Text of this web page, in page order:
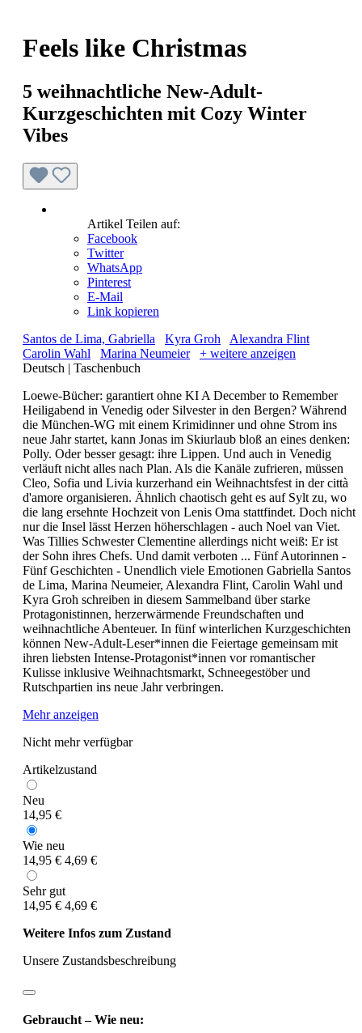
Feels like Christmas
5 weihnachtliche New-Adult-
Kurzgeschichten mit Cozy Winter
Vibes
Artikel Teilen auf:
Facebook
Twitter
WhatsApp
Pinterest
E-Mail
Link kopieren
Santos de Lima, Gabriella
Kyra Groh
Alexandra Flint
Carolin Wahl
Marina Neumeier
+ weitere anzeigen
Deutsch | Taschenbuch
Loewe-Bücher: garantiert ohne KI A December to Remember
Heiligabend in Venedig oder Silvester in den Bergen? Während
die München-WG mit einem Krimidinner und ohne Strom ins
neue Jahr startet, kann Jonas im Skiurlaub bloß an eines denken:
Polly. Oder besser gesagt: ihre Lippen. Und auch in Venedig
verläuft nicht alles nach Plan. Als die Kanäle zufrieren, müssen
Cleo, Sofia und Livia kurzerhand ein Weihnachtsfest in der città
d'amore organisieren. Ähnlich chaotisch geht es auf Sylt zu, wo
die lang ersehnte Hochzeit von Lenis Oma stattfindet. Doch nicht
nur die Insel lässt Herzen höherschlagen - auch Noel van Viet.
Was Tillies Schwester Clementine allerdings nicht weiß: Er ist
der Sohn ihres Chefs. Und damit verboten ... Fünf Autorinnen -
Fünf Geschichten - Unendlich viele Emotionen Gabriella Santos
de Lima, Marina Neumeier, Alexandra Flint, Carolin Wahl und
Kyra Groh schreiben in diesem Sammelband über starke
Protagonistinnen, herzerwärmende Freundschaften und
weihnachtliche Abenteuer. In fünf winterlichen Kurzgeschichten
können New-Adult-Leser*innen die Feiertage gemeinsam mit
ihren liebsten Intense-Protagonist*innen vor romantischer
Kulisse inklusive Weihnachtsmarkt, Schneegestöber und
Rutschpartien ins neue Jahr verbringen.
Mehr anzeigen
Nicht mehr verfügbar
Artikelzustand
Neu
14,95 €
Wie neu
14,95 € 4,69 €
Sehr gut
14,95 € 4,69 €
Weitere Infos zum Zustand
Unsere Zustandsbeschreibung
Gebraucht – Wie neu: